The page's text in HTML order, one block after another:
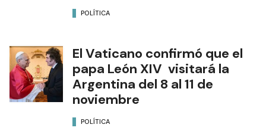
POLÍTICA
El Vaticano confirmó que el
papa León XIV visitará la
Argentina del 8 al 11 de
noviembre
POLÍTICA